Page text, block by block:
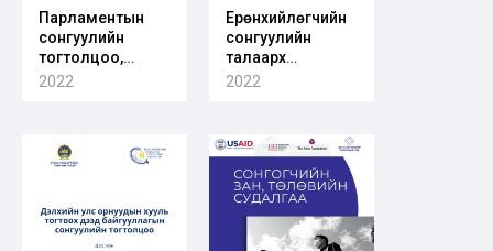
Парламентын
сонгуулийн
тогтолцоо,
парламентын
2022
Ерөнхийлөгчийн
сонгуулийн
талаарх
парламентын
хуулийн
зохицуулалт
2022